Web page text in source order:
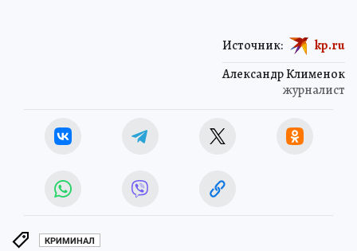
Александр Клименок
журналист
Источник: kp.ru
КРИМИНАЛ